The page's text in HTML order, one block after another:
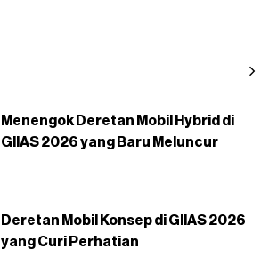
Menengok Deretan Mobil Hybrid di
GIIAS 2026 yang Baru Meluncur
Deretan Mobil Konsep di GIIAS 2026
yang Curi Perhatian